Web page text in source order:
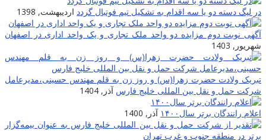
در لیگ دسته دو یا سه اقدام به تشکیل تیم فوتبال گردد اردیبهشت, 1398
آگهی نوبت دوم مزایده دو واحد ملک تجاری و یک واحد اداری در اصفهان
شهریور, 1403
تبریک ولادت حضرت زهرا(س) و روز زن به قلم مهندس حسینی،مدیرعامل
شرکت حمل و نقل بین المللی خلیج فارس آذر, 1404
اعلام رانندگان برتر سال۱۴۰۰
آذر, 1400